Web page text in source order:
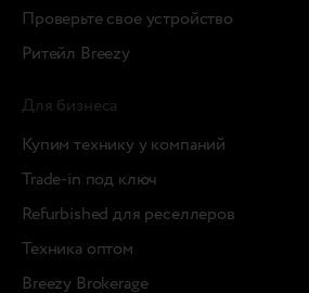
Проверьте свое устройство
Ритейл Breezy
Для бизнеса
Купим технику у компаний
Trade-in под ключ
Refurbished для реселлеров
Техника оптом
Breezy Brokerage